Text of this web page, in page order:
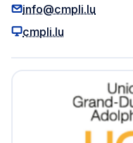
info@cmpli.lu
cmpli.lu